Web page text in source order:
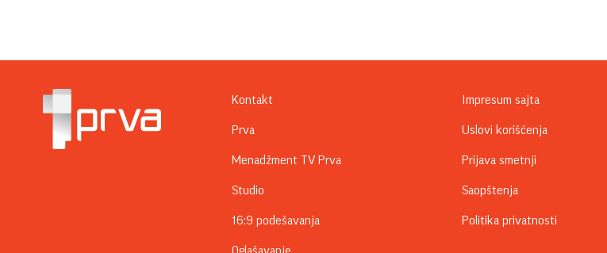
Kontakt
Prva
Menadžment TV Prva
Studio
16:9 podešavanja
Impresum sajta
Uslovi korišćenja
Prijava smetnji
Saopštenja
Politika privatnosti